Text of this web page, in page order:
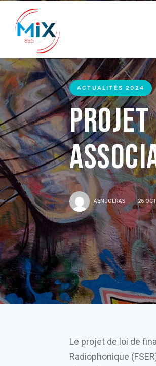
ACTUALITÉS 2024
Projet
AENJOLRAS 26
Le projet de loi de
Radiophonique